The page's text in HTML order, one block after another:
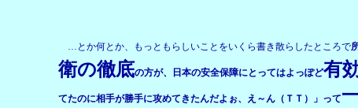
…とか何とか、もっともらしいことをいくら書き散らしたところで
衛の徹底の方が、日本の安全保障にとってはよっぽど有
てたのに相手が勝手に攻めてきたんだよぉ、え～ん（ＴＴ）」って